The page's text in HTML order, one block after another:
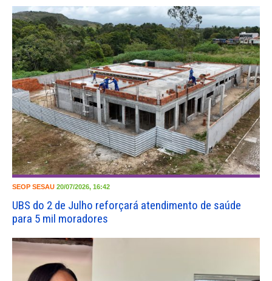
SEOP SESAU 20/07/2026, 16:42
UBS do 2 de Julho reforçará atendimento de saúde
para 5 mil moradores